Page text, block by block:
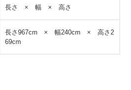
長さ × 幅 × 高さ
長さ967cm × 幅240cm × 高さ2
69cm